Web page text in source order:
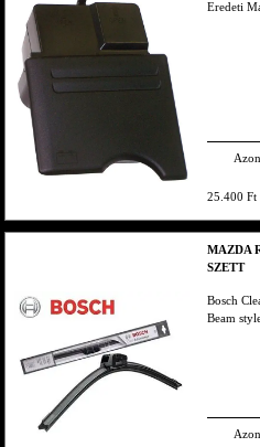
Eredeti
25.400 Ft
MAZDA
SZETT
Bosch
Beam